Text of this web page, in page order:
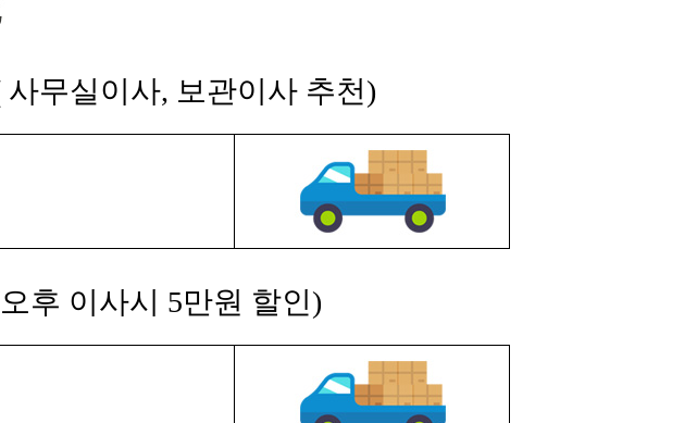
무실이사, 보관이사 추천)
후 이사시 5만원 할인)